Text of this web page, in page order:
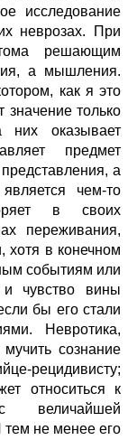
исследование
неврозах. При
решающим
а мышления.
как я это
только
них оказывает
предмет
а
чем-то
в своих
переживания,
хотя в конечном
событиям или
чувство вины
бы его стали
Невротика,
сознание
рецидивисту;
относиться к
тем не менее его